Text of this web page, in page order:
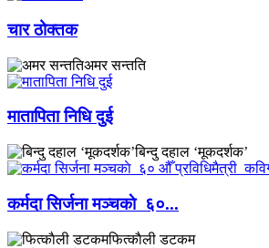
चार ठोक्तक
अमर सन्तति
मातापिता निधि दुई
बिन्दु दहाल ‘मूकदर्शक’
कर्मदा सिर्जना मञ्चकाे ६०...
फित्काैली डटकम